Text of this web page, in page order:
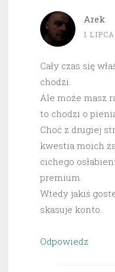
Arek
1
Cały czas się
chodzi.
Ale może masz
to chodzi o
Choć z drugiej
kwestia moich
cichego
premium.
Wtedy jakiś
skasuje konto.
Odpowiedz